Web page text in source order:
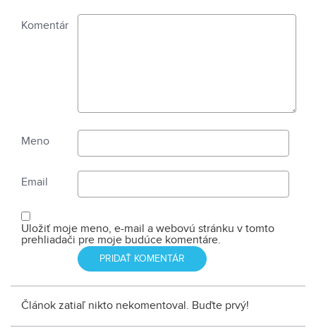
Komentár
Meno
Email
Uložiť moje meno, e-mail a webovú stránku v tomto
prehliadači pre moje budúce komentáre.
Článok zatiaľ nikto nekomentoval. Buďte prvý!